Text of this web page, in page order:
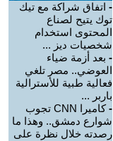
- اتفاق شراكة مع تيك
توك يتيح لصناع
المحتوى استخدام
شخصيات ديز ...
- بعد أزمة ضياء
العوضي.. مصر تلغي
فعالية طبية للأسترالية
باربر ...
-
كاميرا CNN تجوب
شوارع دمشق.. وهذا ما
رصدته خلال نظرة على